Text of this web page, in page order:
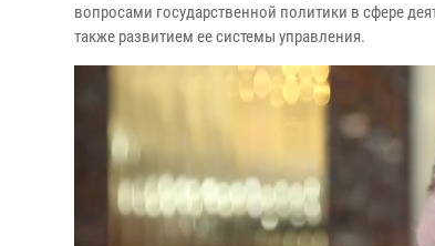
вопросами государственной политики в сфере
также развитием ее системы управления.